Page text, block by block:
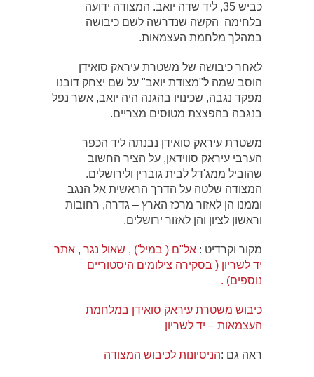
כביש 35, ליד שדה יואב. המצודה ידועה
בלחימה הקשה שנדרשה לשם כיבושה
במהלך מלחמת העצמאות.
לאחר כיבושה של משטרת עיראק סואידן
הוסב שמה ל"מצודת יואב" על שם יצחק דובנו
מפקד נגבה, שכינויו בהגנה היה יואב, אשר נפל
בנגבה בהפצצת מטוסים מצריים.
משטרת עיראק סואידן נבנתה ליד הכפר
הערבי עיראק סווידאן, על הציר החשוב
שהוביל ממג'דל לבית גוברין ולירושלים.
המצודה שלטה על הדרך הראשית אל הנגב
וממנו הן לאזור מרכז הארץ – גדרה, רחובות
וראשון לציון והן לאזור ירושלים.
מקור וקרדיט : אל"ם ( במיל') , שאול נגר , אתר
יד לשריון ( בסקירה צילומים היסטוריים
נוספים) .
כיבוש משטרת עיראק סואידן במלחמת
העצמאות – יד לשריון
ראה גם :הניסיונות לכיבוש המצודה